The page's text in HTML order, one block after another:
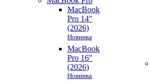
MacBook
Pro 14"
(2026)
Новинка
MacBook
Pro 16"
(2026)
Новинка